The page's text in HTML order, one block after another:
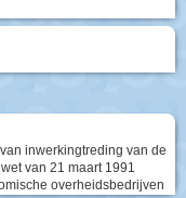
inwerkingtreding van de
van 21 maart 1991
overheidsbedrijven